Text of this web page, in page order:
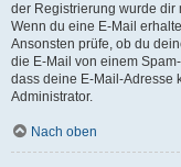
der Registrierung wurde dir
Wenn du eine E-Mail
Ansonsten prüfe, ob du
die E-Mail von einem
dass deine E-Mail-Adresse
Administrator.
Nach oben